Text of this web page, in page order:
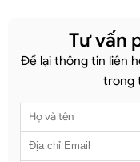
Tư vấn
Để lại thông tin liên
trong